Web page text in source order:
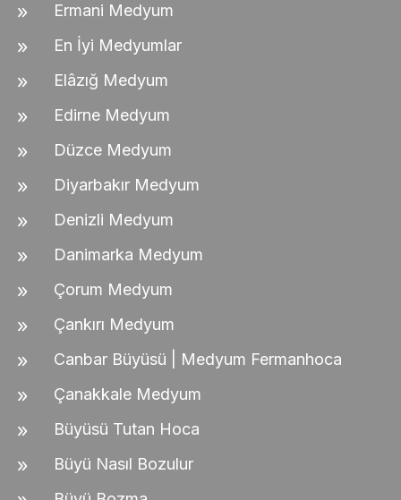
Ermani Medyum
En İyi Medyumlar
Elâzığ Medyum
Edirne Medyum
Düzce Medyum
Diyarbakır Medyum
Denizli Medyum
Danimarka Medyum
Çorum Medyum
Çankırı Medyum
Canbar Büyüsü | Medyum Fermanhoca
Çanakkale Medyum
Büyüsü Tutan Hoca
Büyü Nasıl Bozulur